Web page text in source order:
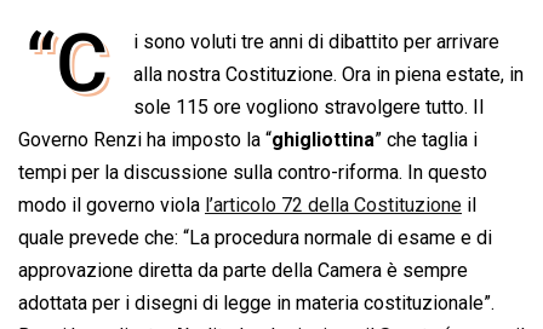
c
e
o
o
k
a
t
s
A
p
p
n
k
e
d
I
n
r
e
a
d
s
a
i
l
p
y
L
i
n
k
i
n
t
“C
i sono voluti tre anni di dibattito per arrivare
alla nostra Costituzione. Ora in piena estate, in
sole 115 ore vogliono stravolgere tutto. Il
Governo Renzi ha imposto la “ghigliottina” che taglia i
tempi per la discussione sulla contro-riforma. In questo
modo il governo viola l’articolo 72 della Costituzione il
quale prevede che: “La procedura normale di esame e di
approvazione diretta da parte della Camera è sempre
adottata per i disegni di legge in materia costituzionale”.